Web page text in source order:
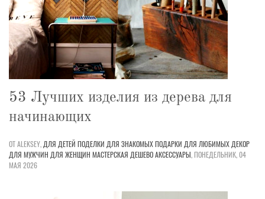
53 Лучших изделия из дерева для
начинающих
ОТ ALEKSEY, ДЛЯ ДЕТЕЙ ПОДЕЛКИ ДЛЯ ЗНАКОМЫХПОДАРКИ ДЛЯ ЛЮБИМЫХ ДЕКОР
ДЛЯ МУЖЧИН ДЛЯ ЖЕНЩИН МАСТЕРСКАЯ ДЕШЕВОАКСЕССУАРЫ,ПОНЕДЕЛЬНИК, 04
МАЯ 2026